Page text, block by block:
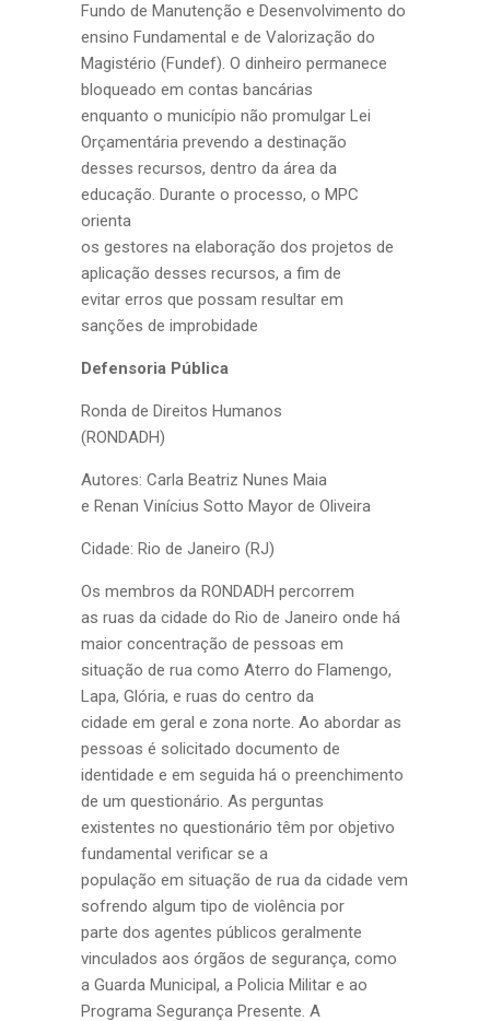
Fundo de Manutenção e Desenvolvimento do
ensino Fundamental e de Valorização do
Magistério (Fundef). O dinheiro permanece
bloqueado em contas bancárias
enquanto o município não promulgar Lei
Orçamentária prevendo a destinação
desses recursos, dentro da área da
educação. Durante o processo, o MPC
orienta
os gestores na elaboração dos projetos de
aplicação desses recursos, a fim de
evitar erros que possam resultar em
sanções de improbidade
Defensoria Pública
Ronda de Direitos Humanos
(RONDADH)
Autores: Carla Beatriz Nunes Maia
e Renan Vinícius Sotto Mayor de Oliveira
Cidade: Rio de Janeiro (RJ)
Os membros da RONDADH percorrem
as ruas da cidade do Rio de Janeiro onde há
maior concentração de pessoas em
situação de rua como Aterro do Flamengo,
Lapa, Glória, e ruas do centro da
cidade em geral e zona norte. Ao abordar as
pessoas é solicitado documento de
identidade e em seguida há o preenchimento
de um questionário. As perguntas
existentes no questionário têm por objetivo
fundamental verificar se a
população em situação de rua da cidade vem
sofrendo algum tipo de violência por
parte dos agentes públicos geralmente
vinculados aos órgãos de segurança, como
a Guarda Municipal, a Policia Militar e ao
Programa Segurança Presente. A